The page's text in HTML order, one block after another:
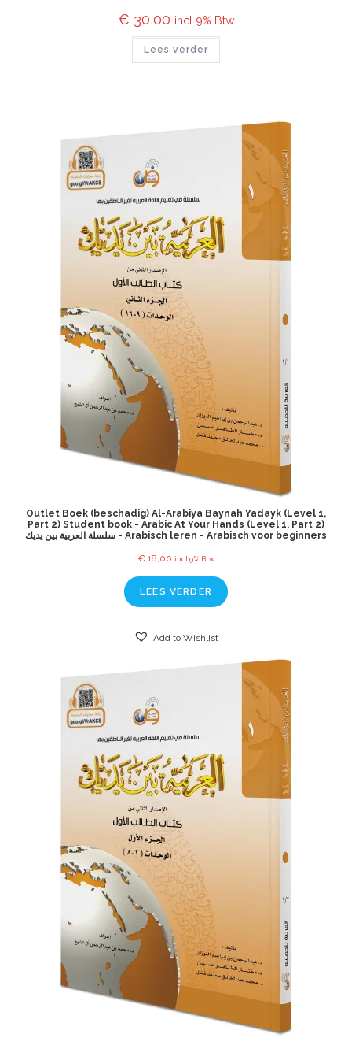
€ 30,00 incl 9% Btw
Lees verder
Outlet Boek (beschadig) Al-Arabiya Baynah Yadayk (Level 1,
Part 2) Student book - Arabic At Your Hands (Level 1, Part 2)
سلسلة العربية بين يديك - Arabisch leren - Arabisch voor beginners
€18,00 incl 9% Btw
LEES VERDER
Add to Wishlist